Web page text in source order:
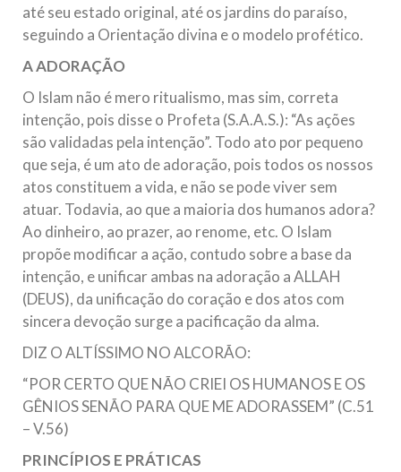
até seu estado original, até os jardins do paraíso,
seguindo a Orientação divina e o modelo profético.
A ADORAÇÃO
O Islam não é mero ritualismo, mas sim, correta
intenção, pois disse o Profeta (S.A.A.S.): “As ações
são validadas pela intenção”. Todo ato por pequeno
que seja, é um ato de adoração, pois todos os nossos
atos constituem a vida, e não se pode viver sem
atuar. Todavia, ao que a maioria dos humanos adora?
Ao dinheiro, ao prazer, ao renome, etc. O Islam
propõe modificar a ação, contudo sobre a base da
intenção, e unificar ambas na adoração a ALLAH
(DEUS), da unificação do coração e dos atos com
sincera devoção surge a pacificação da alma.
DIZ O ALTÍSSIMO NO ALCORÃO:
“POR CERTO QUE NÃO CRIEI OS HUMANOS E OS
GÊNIOS SENÃO PARA QUE ME ADORASSEM” (C.51
– V.56)
PRINCÍPIOS E PRÁTICAS